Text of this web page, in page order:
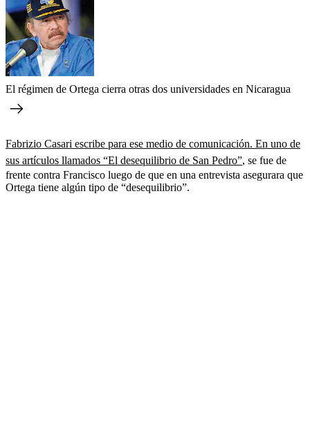
El régimen de Ortega cierra otras dos universidades en Nicaragua
Fabrizio Casari escribe para ese medio de comunicación. En uno de
sus artículos llamados “El desequilibrio de San Pedro”, se fue de
frente contra Francisco luego de que en una entrevista asegurara que
Ortega tiene algún tipo de “desequilibrio”.